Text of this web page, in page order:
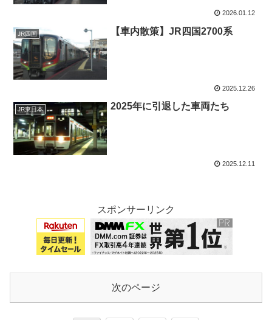
2026.01.12
JR四国 【車内散策】JR四国2700系
2025.12.26
JR東日本 2025年に引退した車両たち
2025.12.11
スポンサーリンク
次のページ